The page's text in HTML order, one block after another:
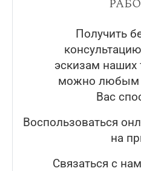
Получить
эскизам наших
можно любым
Вас
Воспользоваться
на
Связаться с